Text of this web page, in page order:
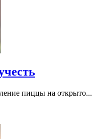
пиццы на открыто...